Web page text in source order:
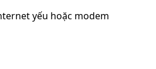
yếu hoặc modem